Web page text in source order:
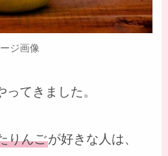
ジ画像
てきました。
りんごが好きな人は、